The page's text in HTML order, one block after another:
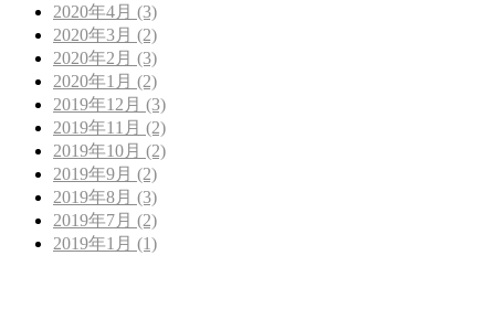
2020年4月 (3)
2020年3月 (2)
2020年2月 (3)
2020年1月 (2)
2019年12月 (3)
2019年11月 (2)
2019年10月 (2)
2019年9月 (2)
2019年8月 (3)
2019年7月 (2)
2019年1月 (1)